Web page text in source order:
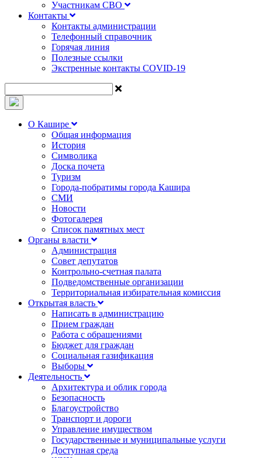
Участникам СВО
Контакты
Контакты администрации
Телефонный справочник
Горячая линия
Полезные ссылки
Экстренные контакты COVID-19
О Кашире
Общая информация
История
Символика
Доска почета
Туризм
Города-побратимы города Кашира
СМИ
Новости
Фотогалерея
Список памятных мест
Органы власти
Администрация
Совет депутатов
Контрольно-счетная палата
Подведомственные организации
Территориальная избирательная комиссия
Открытая власть
Написать в администрацию
Прием граждан
Работа с обращениями
Бюджет для граждан
Социальная газификация
Выборы
Деятельность
Архитектура и облик города
Безопасность
Благоустройство
Транспорт и дороги
Управление имуществом
Государственные и муниципальные услуги
Доступная среда